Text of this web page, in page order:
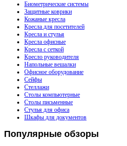
Биометрические системы
Защитные коврики
Кожаные кресла
Кресла для посетителей
Кресла и стулья
Кресла офисные
Кресла с сеткой
Кресло руководителя
Напольные вешалки
Офисное оборудование
Сейфы
Стеллажи
Столы компьютерные
Столы письменные
Стулья для офиса
Шкафы для документов
Популярные обзоры